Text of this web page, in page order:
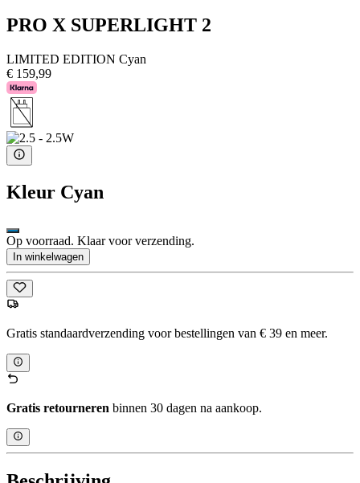
PRO X SUPERLIGHT 2
LIMITED EDITION Cyan
€ 159,99
Kleur Cyan
Op voorraad. Klaar voor verzending.
In winkelwagen
Gratis standaardverzending voor bestellingen van € 39 en meer.
Gratis retourneren binnen 30 dagen na aankoop.